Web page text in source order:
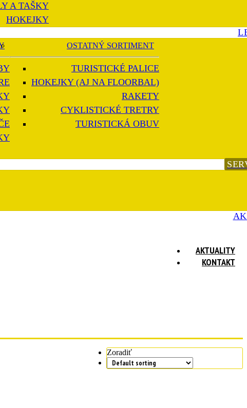
A TAŠKY
HOKEJKY
OSTATNÝ SORTIMENT
TURISTICKÉ PALICE
HOKEJKY (AJ NA FLOORBAL)
RAKETY
CYKLISTICKÉ TRETRY
TURISTICKÁ OBUV
AKTUALITY
KONTAKT
Zoradiť